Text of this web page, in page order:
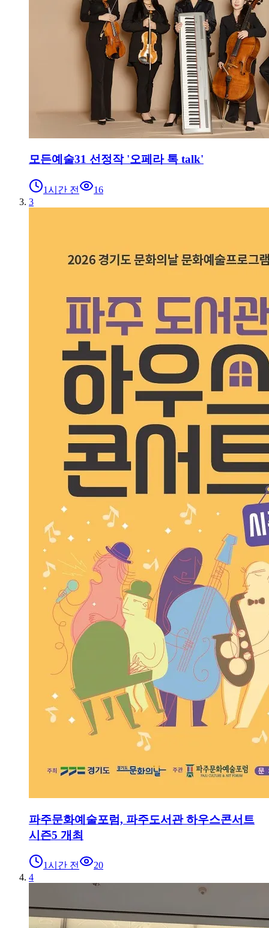
모든예술31 선정작 '오페라 톡 talk'
1시간 전
16
3
파주문화예술포럼, 파주도서관 하우스콘서트
시즌5 개최
1시간 전
20
4